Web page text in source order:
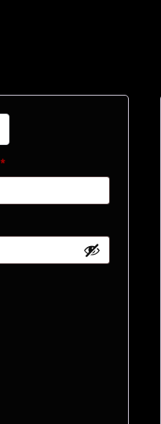
*POVINNÉ